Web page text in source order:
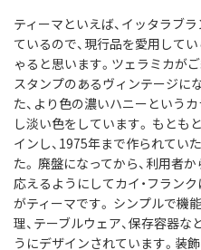
ティーマといえば、イッタラブ
ているので、現行品を愛用して
ゃると思います。ツェラミカが
スタンプのあるヴィンテージに
た、より色の濃いハニーという
し淡い色をしています。 もとも
インし、1975年まで作られてい
た。 廃盤になってから、利用者
応えるようにしてカイ・フラン
がティーマです。 シンプルで機
理、テーブルウェア、保存容器
うにデザインされています。装